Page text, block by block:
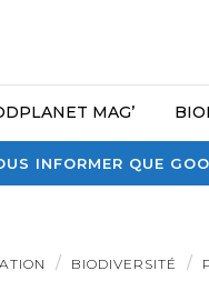
INFORMER QUE
MAG’
BIODIVERSITÉ